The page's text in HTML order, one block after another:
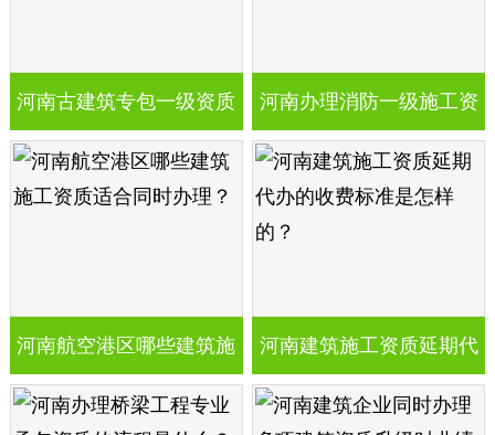
河南古建筑专包一级资质
股权转让的流程简要说明
河南办理消防一级施工资
质时对技术负责人的工作
河南航空港区哪些建筑施
工资质适合同时办理？
河南建筑施工资质延期代
办的收费标准是怎样的？